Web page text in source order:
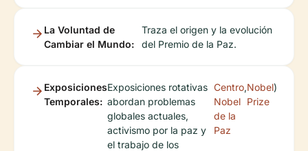
La Voluntad de
Cambiar el Mundo:
Traza el origen y la evolución
del Premio de la Paz.
Exposiciones
Temporales:
Exposiciones rotativas
abordan problemas
globales actuales,
activismo por la paz y
el trabajo de los
Centro
Nobel
de la
Paz
,Nobel
Prize
)